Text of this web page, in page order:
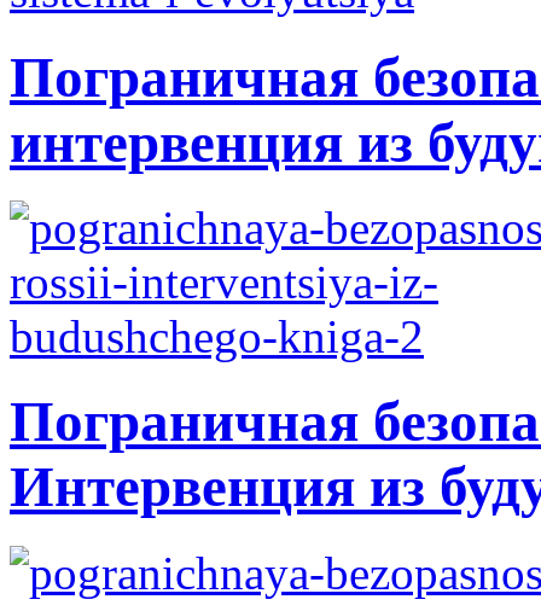
Пограничная
интервенция из
Пограничная
Интервенция из